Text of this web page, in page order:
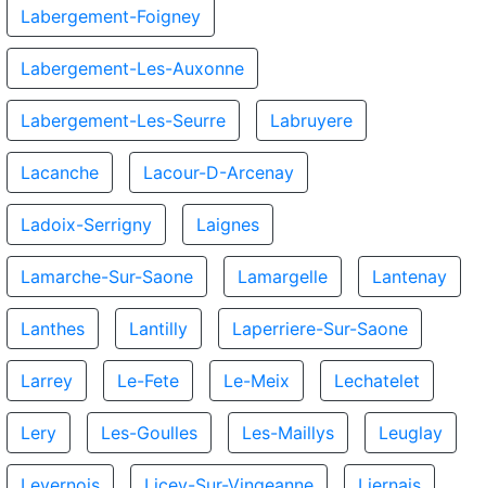
Labergement-Foigney
Labergement-Les-Auxonne
Labergement-Les-Seurre Labruyere
Lacanche Lacour-D-Arcenay
Ladoix-Serrigny Laignes
Lamarche-Sur-Saone Lamargelle Lantenay
Lanthes Lantilly Laperriere-Sur-Saone
Larrey Le-Fete Le-Meix Lechatelet
Lery Les-Goulles Les-Maillys Leuglay